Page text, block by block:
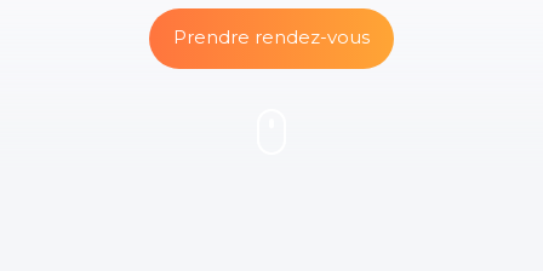
Prendre rendez-vous